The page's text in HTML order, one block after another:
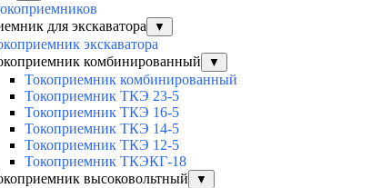
для экскаватора
▼
экскаватора
комбинированный
▼
Токоприемник комбинированный
Токоприемник ТКЭ 23-5
Токоприемник ТКЭ 16-5
Токоприемник ТКЭ 14-5
Токоприемник ТКЭ 12-5
Токоприемник ТКЭКГ-18
высоковольтный
▼